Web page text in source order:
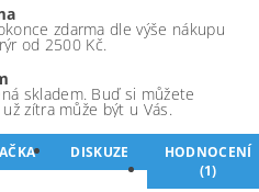
zdarma dle výše nákupu
od 2500 Kč.
skladem. Buď si můžete
zítra může být u Vás.
DISKUZE
HODNOCENÍ
(1)